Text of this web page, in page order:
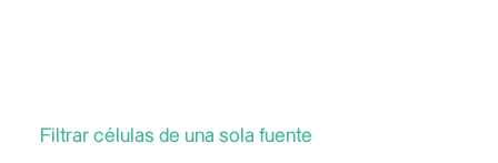
Filtrar células de una sola fuente